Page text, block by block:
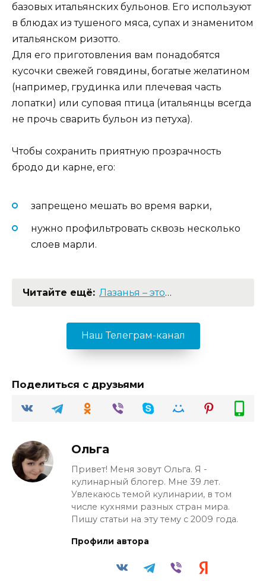
базовых итальянских бульонов. Его используют
в блюдах из тушеного мяса, супах и знаменитом
итальянском ризотто.
Для его приготовления вам понадобятся
кусочки свежей говядины, богатые желатином
(например, грудинка или плечевая часть
лопатки) или суповая птица (итальянцы всегда
не прочь сварить бульон из петуха).
Чтобы сохранить приятную прозрачность
бродо ди карне, его:
запрещено мешать во время варки,
нужно профильтровать сквозь несколько
слоев марли.
Лазанья – это…
Наш Телеграм-канал
Поделиться с друзьями
Ольга
Привет! Меня зовут Ольга. Я -
кулинарный блогер. Мне 39 лет.
Увлекаюсь темой кулинарии, в том
числе кухнями разных стран мира.
Пишу статьи на эту тему с 2009 года.
Профили автора